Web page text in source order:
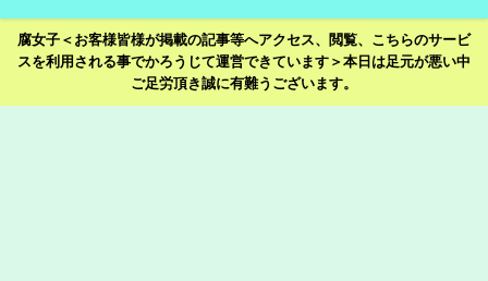
腐女子＜お客様皆様が掲載の記事等へアクセス、閲覧、こちらのサービ
スを利用される事でかろうじて運営できています＞本日は足元が悪い中
ご足労頂き誠に有難うございます。